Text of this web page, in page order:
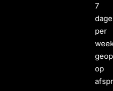
7
per
op